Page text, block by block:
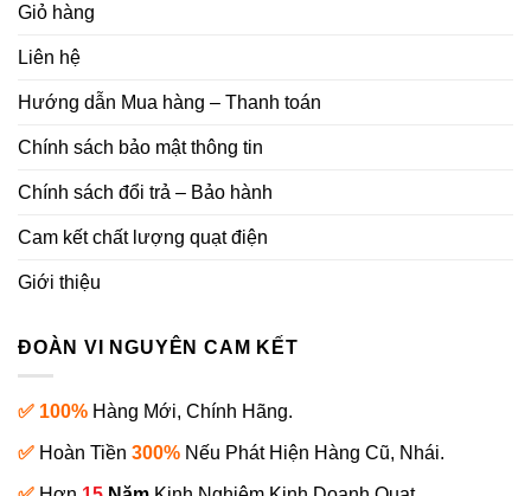
Giỏ hàng
Liên hệ
Hướng dẫn Mua hàng – Thanh toán
Chính sách bảo mật thông tin
Chính sách đổi trả – Bảo hành
Cam kết chất lượng quạt điện
Giới thiệu
ĐOÀN VI NGUYÊN CAM KẾT
✅ 100% Hàng Mới, Chính Hãng.
✅ Hoàn Tiền 300% Nếu Phát Hiện Hàng Cũ, Nhái.